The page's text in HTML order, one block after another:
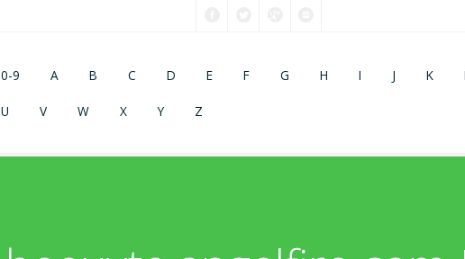
0-9 A B C D E F G H I J K
U V W X Y Z